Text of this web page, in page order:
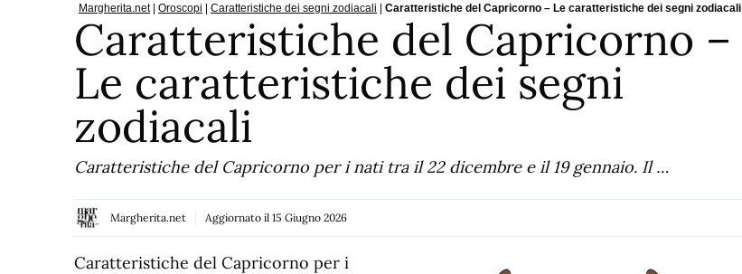
Margherita.net| Oroscopi | Caratteristiche dei segni zodiacali | Caratteristiche del Capricorno – Le caratteristiche dei segni zodiacali
Caratteristiche del Capricorno –
Le caratteristiche dei segni
zodiacali
Caratteristiche del Capricorno per i nati tra il 22 dicembre e il 19 gennaio. Il …
Margherita.net Aggiornato il 15 Giugno 2026
Caratteristiche del Capricorno per i